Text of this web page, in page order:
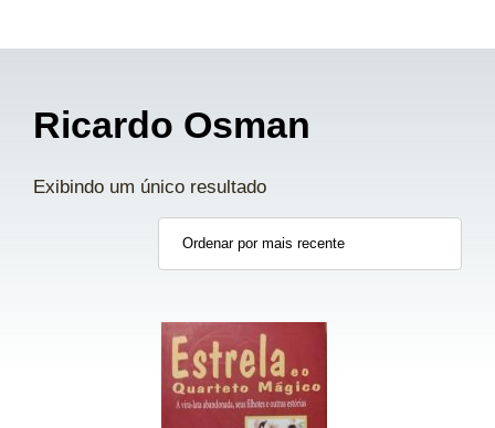
Ricardo Osman
Exibindo um único resultado